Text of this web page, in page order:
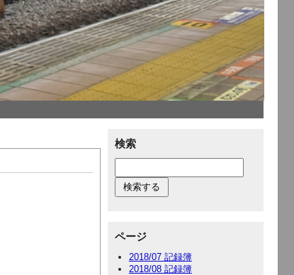
検索
ページ
2018/07 記録簿
2018/08 記録簿